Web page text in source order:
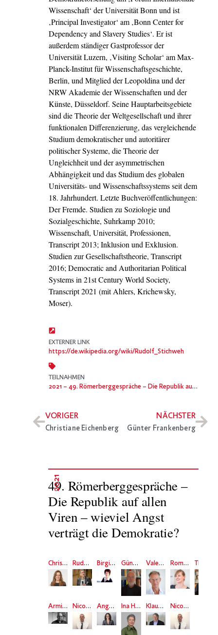
Wissenschaft‘ der Universität Bonn und ist
‚Principal Investigator‘ am ‚Bonn Center for
Dependency and Slavery Studies‘. Er ist
außerdem ständiger Gastprofessor der
Universität Luzern, ‚Visiting Scholar‘ am Max-
Planck-Institut für Wissenschaftsgeschichte,
Berlin, und Mitglied der Leopoldina und der
NRW Akademie der Wissenschaften und der
Künste, Düsseldorf. Seine Hauptarbeitsgebiete
sind die Theorie der Weltgesellschaft und ihrer
funktionalen Differenzierung, das vergleichende
Studium demokratischer und autoritärer
politischer Systeme, die Theorie der
Ungleichheit und der asymmetrischen
Abhängigkeit und das Studium des globalen
Universitäts- und Wissenschaftssystems seit dem
18. Jahrhundert. Letzte Buchveröffentlichungen:
Der Fremde. Studien zu Soziologie und
Sozialgeschichte, Suhrkamp 2010;
Wissenschaft, Universität, Professionen,
Transcript 2013; Inklusion und Exklusion.
Studien zur Gesellschaftstheorie, Transcript
2016; Democratic and Authoritarian Political
Systems in 21st Century World Society,
Transcript 2021 (mit Ahlers, Krichewsky,
Moser).
EXTERNER LINK
https://de.wikipedia.org/wiki/Rudolf_Stichweh
TEILNAHMEN
2021 – 49. Römerberggespräche – Die Republik auf allen Viren – wieviel Angst verträgt die Demokratie?
VORIGER
Christiane Eichenberg
NÄCHSTER
Günter Frankenberg
2021
49. Römerberggespräche –
Die Republik auf allen
Viren – wieviel Angst
verträgt die Demokratie?
Christiane Eichenberg Rudolf Stichweh Birgit Aschmann Günter Frankenberg Valentin Groebner Romy Jaster
Armin Nassehi Nico Dragano Angela Dorn Ina Hartwig Klaus Günther Nico Dragano